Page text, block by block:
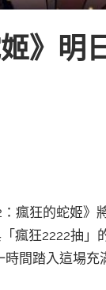
》明
瘋狂的蛇姬》
瘋狂2222抽」
間踏入這場充